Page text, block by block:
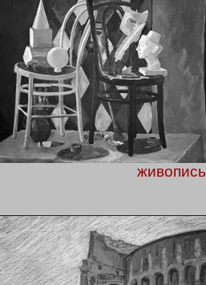
живопись